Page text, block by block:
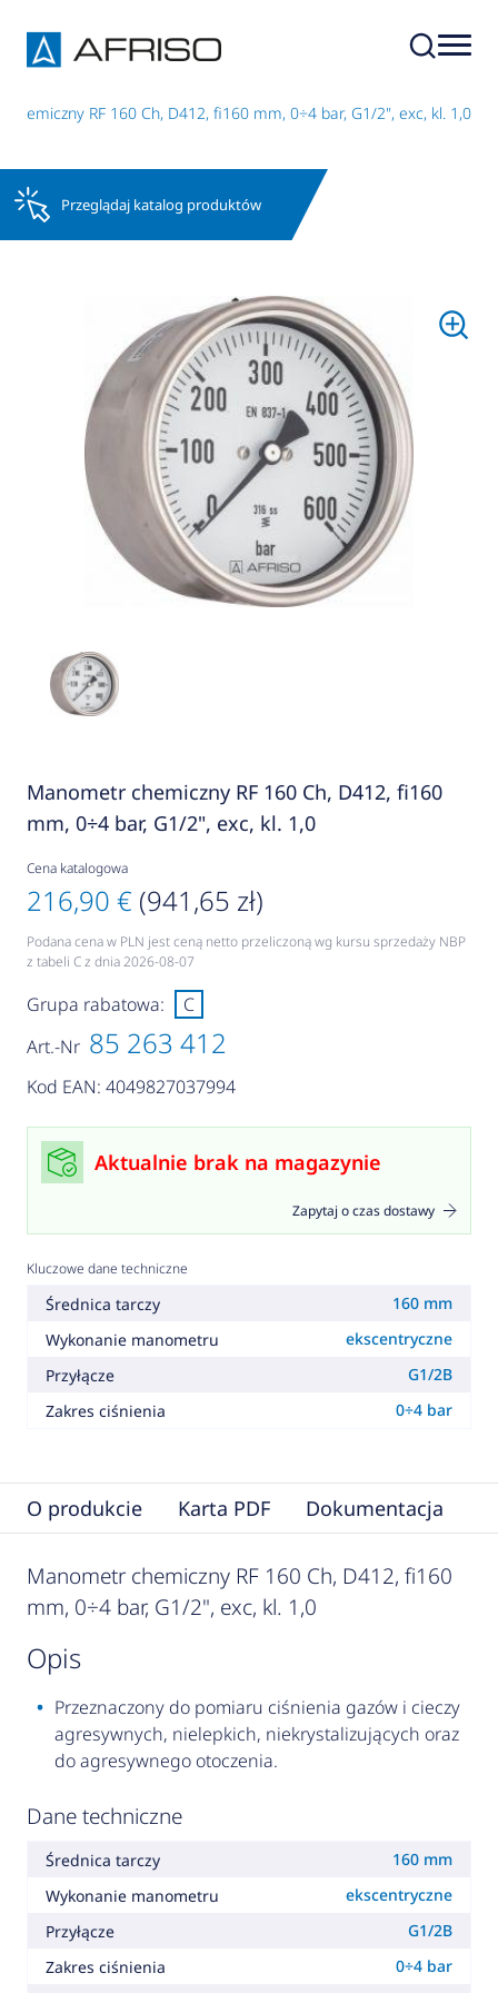
RF 160 Ch, D412, fi160 mm, 0÷4 bar, G1/2", exc, kl. 1,0
Przeglądaj katalog produktów
Manometr chemiczny RF 160 Ch, D412, fi160
mm, 0÷4 bar, G1/2", exc, kl. 1,0
Cena katalogowa
216,90 € (941,65 zł)
Podana cena w PLN jest ceną netto przeliczoną wg kursu sprzedaży NBP
z tabeli C z dnia 2026-08-07
Art.-Nr 85 263 412
Kod EAN: 4049827037994
Grupa rabatowa: C
Aktualnie brak na magazynie
Zapytaj o czas dostawy
Kluczowe dane techniczne
Średnica tarczy
160 mm
Wykonanie manometru
ekscentryczne
Przyłącze
G1/2B
Zakres ciśnienia
0÷4 bar
O produkcie Karta PDF Dokumentacja
Manometr chemiczny RF 160 Ch, D412, fi160
mm, 0÷4 bar, G1/2", exc, kl. 1,0
opis
Przeznaczony do pomiaru ciśnienia gazów i cieczy
agresywnych, nielepkich, niekrystalizujących oraz
do agresywnego otoczenia.
Dane techniczne
Średnica tarczy
160 mm
Wykonanie manometru
ekscentryczne
Przyłącze
G1/2B
Zakres ciśnienia
0÷4 bar